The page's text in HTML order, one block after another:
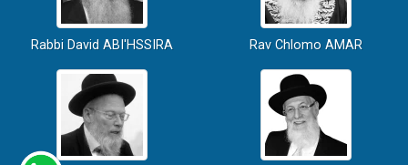
Rabbi David ABI'HSSIRA Rav Chlomo AMAR